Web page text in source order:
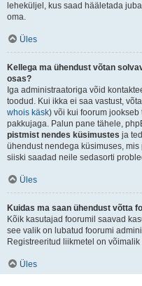
leheküljel, kus saad hääletada
oma.
Üles
Kellega ma ühendust võtan
osas?
Iga administraatoriga võid
toodud. Kui ikka ei saa vastust,
whois käsk) või kui foorum
pakkujaga. Palun pane tähele,
pistmist nendes küsimustes ja
ühendust nendega küsimuses,
siiski saadad neile sedasorti
Üles
Kuidas ma saan ühendust võtta
Kõik kasutajad foorumil saavad
see valik on lubatud foorumi
Registreeritud liikmetel on võimalik
Üles